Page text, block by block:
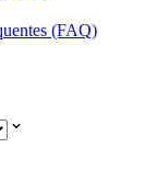
(FAQ)